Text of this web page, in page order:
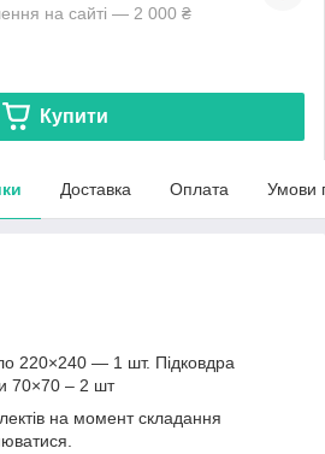
на сайті — 2 000 ₴
Купити
Доставка Оплата Умови
220×240 — 1 шт. Підковдра
70×70 – 2 шт
на момент складання